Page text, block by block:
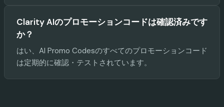
Clarity AIのプロモーションコードは確認済みです
か？
はい、AI Promo Codesのすべてのプロモーションコード
は定期的に確認・テストされています。